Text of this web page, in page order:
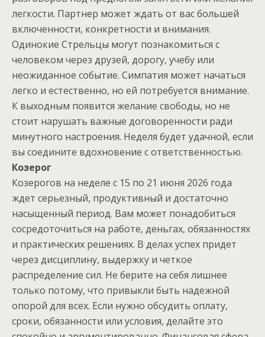
легкости. Партнер может ждать от вас большей
включенности, конкретности и внимания.
Одинокие Стрельцы могут познакомиться с
человеком через друзей, дорогу, учебу или
неожиданное событие. Симпатия может начаться
легко и естественно, но ей потребуется внимание.
К выходным появится желание свободы, но не
стоит нарушать важные договоренности ради
минутного настроения. Неделя будет удачной, если
вы соедините вдохновение с ответственностью.
Козерог
Козерогов на неделе с 15 по 21 июня 2026 года
ждет серьезный, продуктивный и достаточно
насыщенный период. Вам может понадобиться
сосредоточиться на работе, деньгах, обязанностях
и практических решениях. В делах успех придет
через дисциплину, выдержку и четкое
распределение сил. Не берите на себя лишнее
только потому, что привыкли быть надежной
опорой для всех. Если нужно обсудить оплату,
сроки, обязанности или условия, делайте это